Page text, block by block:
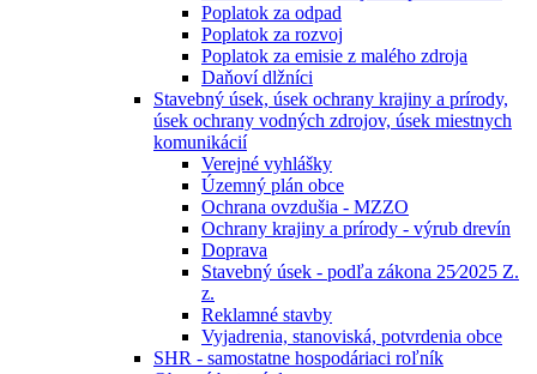
Poplatok za odpad
Poplatok za rozvoj
Poplatok za emisie z malého zdroja
Daňoví dlžníci
Stavebný úsek, úsek ochrany krajiny a prírody,
úsek ochrany vodných zdrojov, úsek miestnych
komunikácií
Verejné vyhlášky
Územný plán obce
Ochrana ovzdušia - MZZO
Ochrany krajiny a prírody - výrub drevín
Doprava
Stavebný úsek - podľa zákona 25⁄2025 Z.
z.
Reklamné stavby
Vyjadrenia, stanoviská, potvrdenia obce
SHR - samostatne hospodáriaci roľník